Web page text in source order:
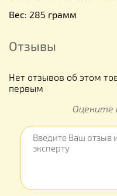
Вес: 285 грамм
Отзывы
Нет отзывов об этом
первым
Оцените